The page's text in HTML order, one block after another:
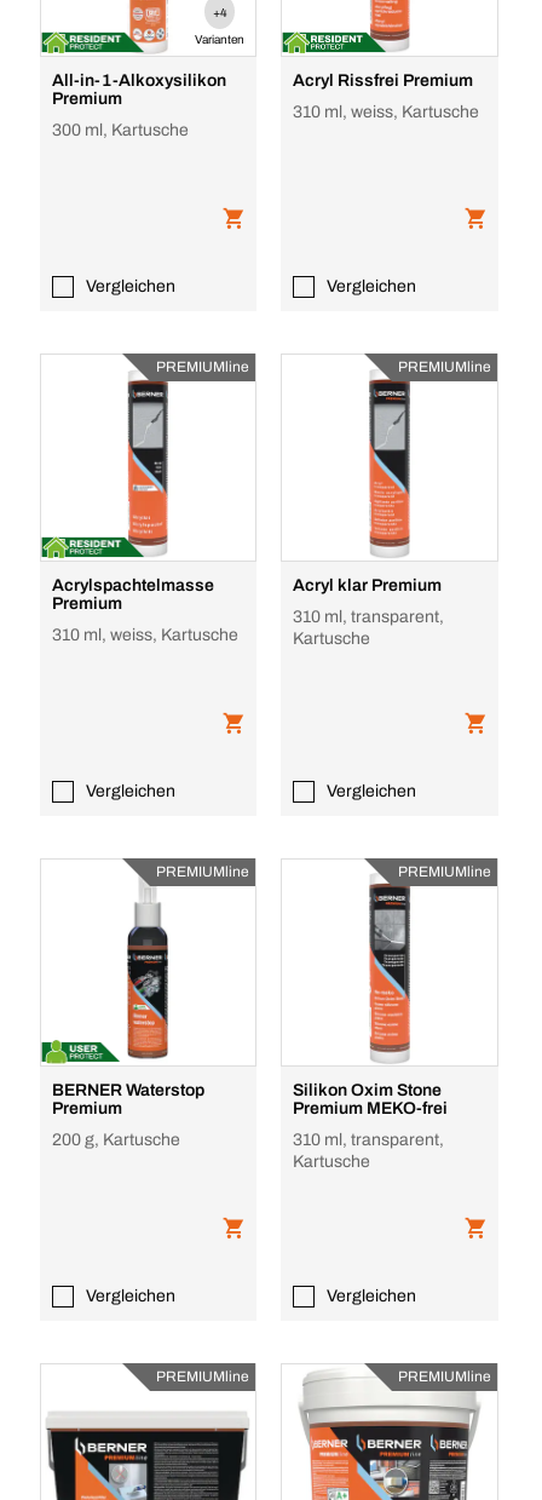
+4
Varianten
All-in-1-Alkoxysilikon
Premium
300 ml, Kartusche
Vergleichen
Acryl Rissfrei Premium
310 ml, weiss, Kartusche
Vergleichen
PREMIUMline
Acrylspachtelmasse
Premium
310 ml, weiss, Kartusche
Vergleichen
PREMIUMline
Acryl klar Premium
310 ml, transparent,
Kartusche
Vergleichen
PREMIUMline
BERNER Waterstop
Premium
200 g, Kartusche
Vergleichen
PREMIUMline
Silikon Oxim Stone
Premium MEKO-frei
310 ml, transparent,
Kartusche
Vergleichen
PREMIUMline PREMIUMline